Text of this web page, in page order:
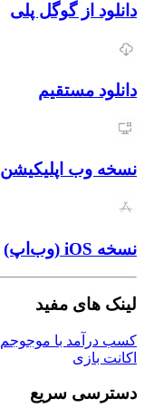
دانلود از گوگل پلی
دانلود مستقیم
نسخه وب اپلیکیشن
نسخه iOS (وب‌اپ)
لینک های مفید
کسب درآمد با موجوجم
اکانت بازی
دسترسی سریع